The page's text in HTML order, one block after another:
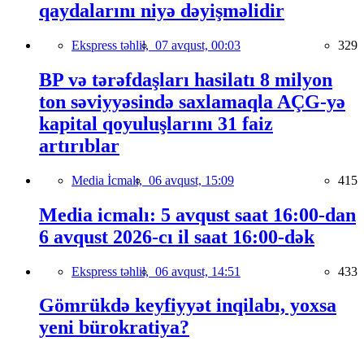
qaydalarını niyə dəyişməlidir
Ekspress təhlil, 07 avqust, 00:03 329
BP və tərəfdaşları hasilatı 8 milyon
ton səviyyəsində saxlamaqla AÇG-yə
kapital qoyuluşlarını 31 faiz
artırıblar
Media İcmalı, 06 avqust, 15:09 415
Media icmalı: 5 avqust saat 16:00-dan
6 avqust 2026-cı il saat 16:00-dək
Ekspress təhlil, 06 avqust, 14:51 433
Gömrükdə keyfiyyət inqilabı, yoxsa
yeni bürokratiya?